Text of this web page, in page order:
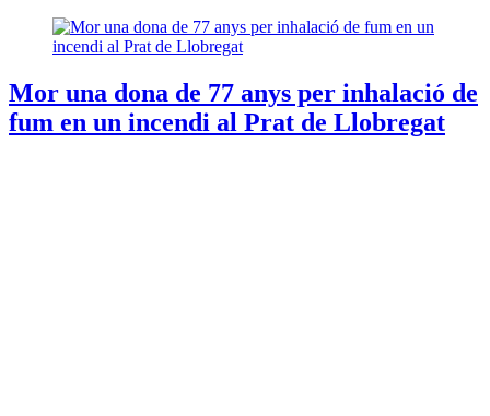
Mor una dona de 77 anys per inhalació de
fum en un incendi al Prat de Llobregat